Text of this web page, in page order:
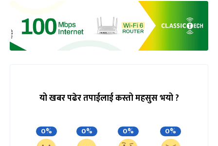
यो खबर पढेर तपाईलाई कस्तो महसुस भयो ?
0% 0% 0% 0%